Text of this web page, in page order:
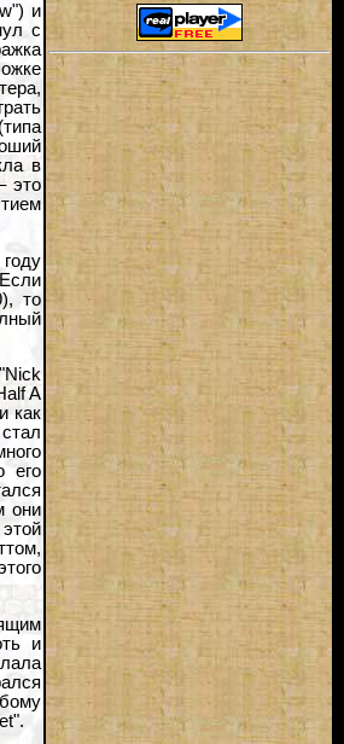
и
с
в
это
то
A
как
его
они
и